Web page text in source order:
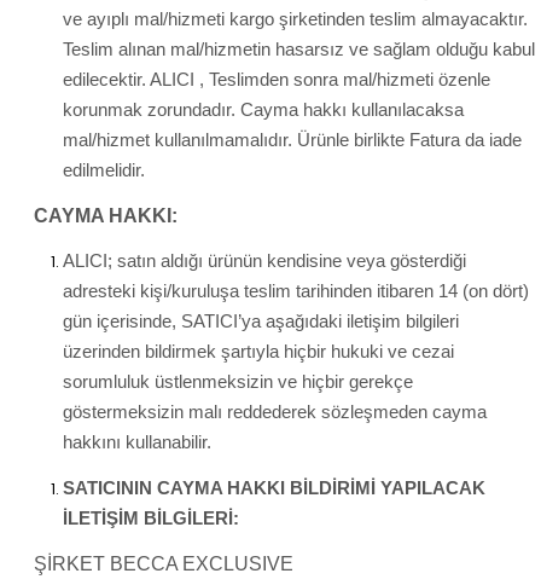
ve ayıplı mal/hizmeti kargo şirketinden teslim almayacaktır.
Teslim alınan mal/hizmetin hasarsız ve sağlam olduğu kabul
edilecektir. ALICI , Teslimden sonra mal/hizmeti özenle
korunmak zorundadır. Cayma hakkı kullanılacaksa
mal/hizmet kullanılmamalıdır. Ürünle birlikte Fatura da iade
edilmelidir.
CAYMA HAKKI:
ALICI; satın aldığı ürünün kendisine veya gösterdiği
adresteki kişi/kuruluşa teslim tarihinden itibaren 14 (on dört)
gün içerisinde, SATICI’ya aşağıdaki iletişim bilgileri
üzerinden bildirmek şartıyla hiçbir hukuki ve cezai
sorumluluk üstlenmeksizin ve hiçbir gerekçe
göstermeksizin malı reddederek sözleşmeden cayma
hakkını kullanabilir.
SATICININ CAYMA HAKKI BİLDİRİMİ YAPILACAK
İLETİŞİM BİLGİLERİ:
ŞİRKET BECCA EXCLUSIVE